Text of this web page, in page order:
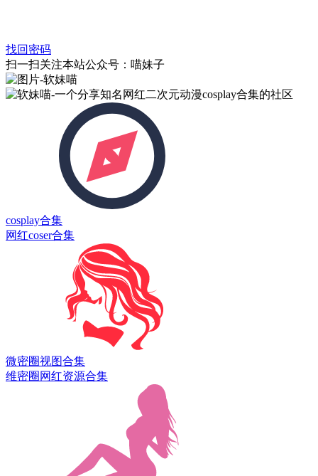
找回密码
扫一扫关注本站公众号：喵妹子
cosplay合集
网红coser合集
微密圈视图合集
维密圈网红资源合集